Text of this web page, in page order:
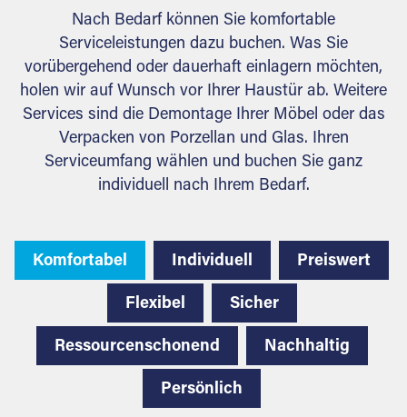
Nach Bedarf können Sie komfortable
Serviceleistungen dazu buchen. Was Sie
vorübergehend oder dauerhaft einlagern möchten,
holen wir auf Wunsch vor Ihrer Haustür ab. Weitere
Services sind die Demontage Ihrer Möbel oder das
Verpacken von Porzellan und Glas. Ihren
Serviceumfang wählen und buchen Sie ganz
individuell nach Ihrem Bedarf.
Komfortabel Individuell Preiswert
Flexibel Sicher
Ressourcenschonend Nachhaltig
Persönlich